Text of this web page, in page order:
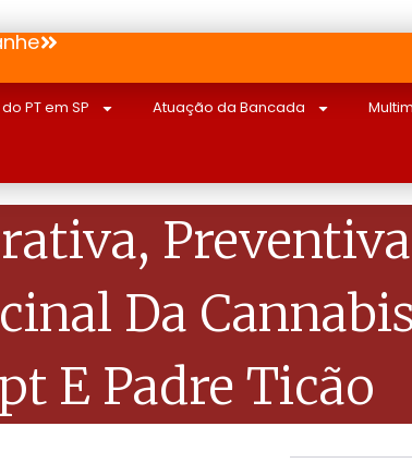
PT em SP Atuação da Bancada
Da
E Padre Ticão